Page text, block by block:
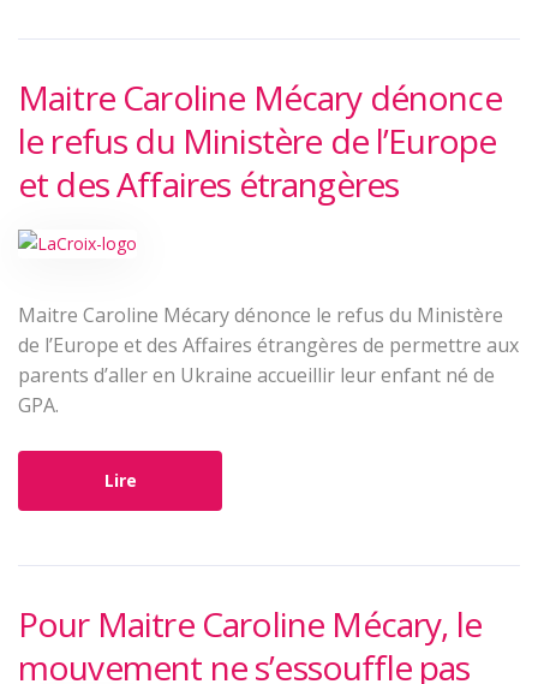
Maitre Caroline Mécary dénonce
le refus du Ministère de l’Europe
et des Affaires étrangères
Maitre Caroline Mécary dénonce le refus du Ministère
de l’Europe et des Affaires étrangères de permettre aux
parents d’aller en Ukraine accueillir leur enfant né de
GPA.
Lire
Pour Maitre Caroline Mécary, le
mouvement ne s’essouffle pas